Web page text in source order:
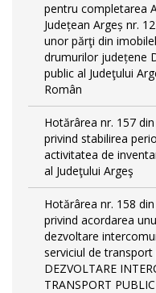
pentru completarea
Județean Argeș nr.
unor părţi din
drumurilor județene
public al Judeţului
Român
Hotărârea nr. 157
privind stabilirea
activitatea de
al Judeţului Argeş
Hotărârea nr. 158
privind acordarea
dezvoltare
serviciul de transport
DEZVOLTARE
TRANSPORT